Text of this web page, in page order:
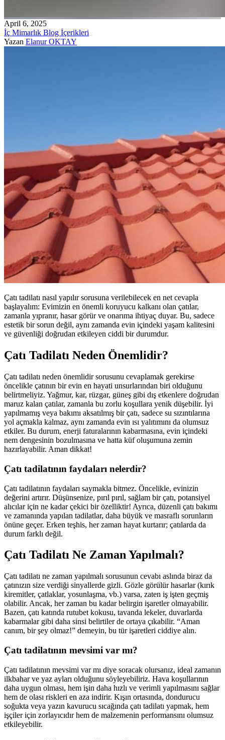
April 6, 2025
İç Mimarlık Blog İçerikleri
Yazan Elanur OKTAY
Çatı tadilatı nasıl yapılır sorusuna verilebilecek en net cevapla
başlayalım: Evimizin en önemli koruyucu kalkanı olan çatılar,
zamanla yıpranır, hasar görür ve onarıma ihtiyaç duyar. Bu, sadece
estetik bir sorun değil, aynı zamanda evin içindeki yaşam kalitesini
ve güvenliği doğrudan etkileyen ciddi bir durumdur.
Çatı Tadilatı Neden Önemlidir?
Çatı tadilatı neden önemlidir sorusunu cevaplamak gerekirse
öncelikle çatının bir evin en hayati unsurlarından biri olduğunu
belirtmeliyiz. Yağmur, kar, rüzgar, güneş gibi dış etkenlere doğrudan
maruz kalan çatılar, zamanla bu zorlu koşullara yenik düşebilir. İyi
yapılmamış veya bakımı aksatılmış bir çatı, sadece su sızıntılarına
yol açmakla kalmaz, aynı zamanda evin ısı yalıtımını da olumsuz
etkiler. Bu durum, enerji faturalarının kabarmasına, evin içindeki
nem dengesinin bozulmasına ve hatta küf oluşumuna zemin
hazırlayabilir. Aman dikkat!
Çatı tadilatının faydaları nelerdir?
Çatı tadilatının faydaları saymakla bitmez. Öncelikle, evinizin
değerini artırır. Düşünsenize, pırıl pırıl, sağlam bir çatı, potansiyel
alıcılar için ne kadar çekici bir özelliktir! Ayrıca, düzenli çatı bakımı
ve zamanında yapılan tadilatlar, daha büyük ve masraflı sorunların
önüne geçer. Erken teşhis, her zaman hayat kurtarır; çatılarda da
durum farklı değil.
Çatı Tadilatı Ne Zaman Yapılmalı?
Çatı tadilatı ne zaman yapılmalı sorusunun cevabı aslında biraz da
çatınızın size verdiği sinyallerde gizli. Gözle görülür hasarlar (kırık
kiremitler, çatlaklar, yosunlaşma, vb.) varsa, zaten iş işten geçmiş
olabilir. Ancak, her zaman bu kadar belirgin işaretler olmayabilir.
Bazen, çatı katında rutubet kokusu, tavanda lekeler, duvarlarda
kabarmalar gibi daha sinsi belirtiler de ortaya çıkabilir. “Aman
canım, bir şey olmaz!” demeyin, bu tür işaretleri ciddiye alın.
Çatı tadilatının mevsimi var mı?
Çatı tadilatının mevsimi var mı diye soracak olursanız, ideal zamanın
ilkbahar ve yaz ayları olduğunu söyleyebiliriz. Hava koşullarının
daha uygun olması, hem işin daha hızlı ve verimli yapılmasını sağlar
hem de olası riskleri en aza indirir. Kışın ortasında, dondurucu
soğukta veya yazın kavurucu sıcağında çatı tadilatı yapmak, hem
işçiler için zorlayıcıdır hem de malzemenin performansını olumsuz
etkileyebilir.